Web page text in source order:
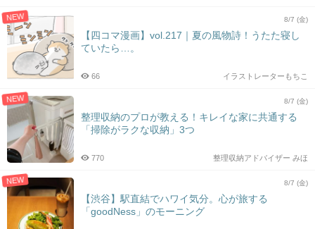
NEW 8/7 (金)
【四コマ漫画】vol.217｜夏の風物詩！うたた寝し
ていたら…。
イラストレーターもちこ
66
NEW 8/7 (金)
整理収納のプロが教える！キレイな家に共通する
「掃除がラクな収納」3つ
整理収納アドバイザー みほ
770
NEW 8/7 (金)
【渋谷】駅直結でハワイ気分。心が旅する
「goodNess」のモーニング